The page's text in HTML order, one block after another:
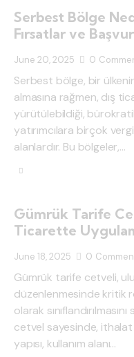
Serbest Bölge
Fırsatlar ve
June 20, 2025 0
Serbest bölge, bir
almasına rağmen, dış
yürütülebildiği,
yatırımcılara birçok
alanlardır. Bu bölgeler,…
Gümrük Tarife
Ticarette
June 18, 2025 0
Gümrük tarife cetveli,
düzenlenmesinde kritik
olarak
cetvel sayesinde,
yapısı, kullanım alanı…